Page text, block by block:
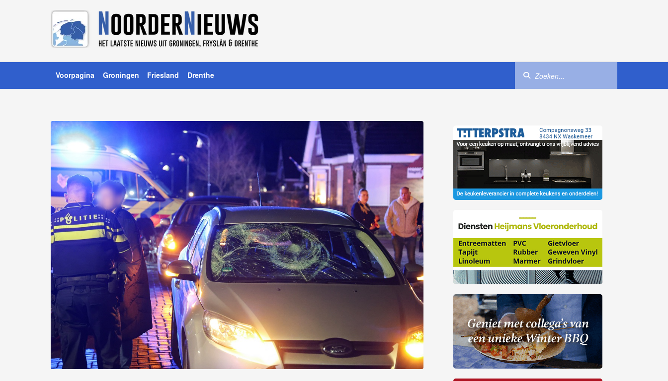
Voorpagina Groningen Friesland Drenthe